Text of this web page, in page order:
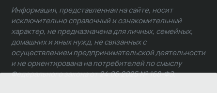
Информация, представленная на сайте, носит
исключительно справочный и ознакомительный
характер, не предназначена для личных, семейных,
домашних и иных нужд, не связанных с
осуществлением предпринимательской деятельности
и не ориентирована на потребителей по смыслу
Федерального закона от 24.06.2025 № 168-ФЗ.